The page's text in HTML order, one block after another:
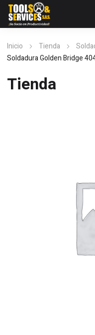
Inicio Tienda
Soldadura Golden Bridge
Tienda